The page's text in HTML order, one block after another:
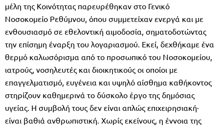
μέλη της Κοινότητας παρευρέθηκαν στο Γενικό
Νοσοκομείο Ρεθύμνου, όπου συμμετείχαν ενεργά και με
ενθουσιασμό σε εθελοντική αιμοδοσία, σηματοδοτώντας
την επίσημη έναρξη του λογαριασμού. Εκεί, δεχθήκαμε ένα
θερμό καλωσόρισμα από το προσωπικό του Νοσοκομείου,
ιατρούς, νοσηλευτές και διοικητικούς οι οποίοι με
επαγγελματισμό, ευγένεια και υψηλό αίσθημα καθήκοντος
στηρίζουν καθημερινά το δύσκολο έργο της δημόσιας
υγείας. Η συμβολή τους δεν είναι απλώς επιχειρησιακή·
είναι βαθιά ανθρωπιστική. Χωρίς εκείνους, η έννοια της